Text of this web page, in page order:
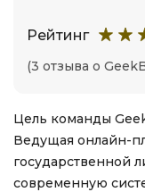
Рейтинг
(3 отзыва о
Цель команды
Ведущая онлайн-
государственной
современную